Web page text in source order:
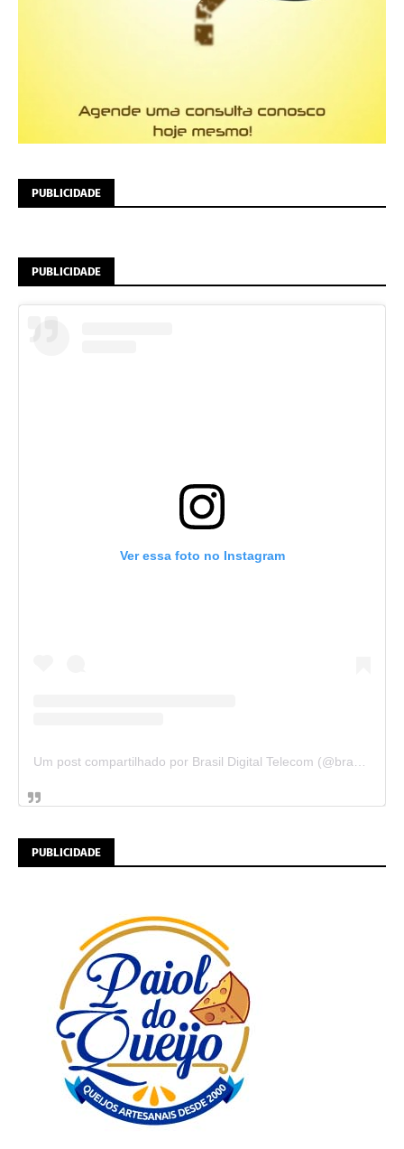
PUBLICIDADE
PUBLICIDADE
Ver essa foto no Instagram
Um post compartilhado por Brasil Digital Telecom (@brasildigitaltelecom)
PUBLICIDADE